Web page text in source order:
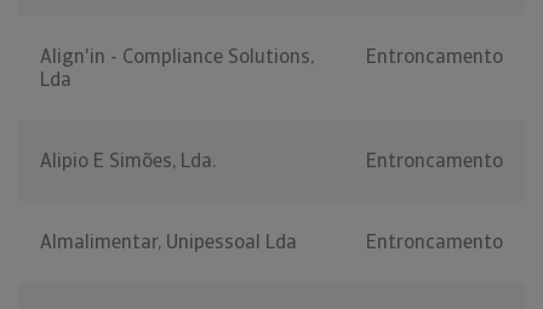
Align'in - Compliance Solutions,
Lda
Entroncamento
Alipio E Simões, Lda. Entroncamento
Almalimentar, Unipessoal Lda Entroncamento